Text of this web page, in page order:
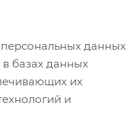
данных
базах данных
их
и